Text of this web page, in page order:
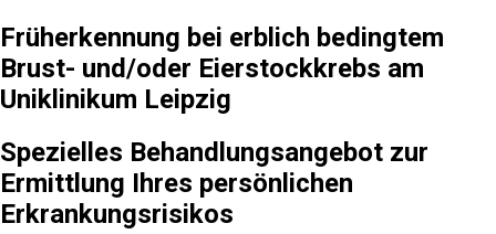
Früherkennung bei erblich bedingtem
Brust- und/oder Eierstockkrebs am
Uniklinikum Leipzig
Spezielles Behandlungsangebot zur
Ermittlung Ihres persönlichen
Erkrankungsrisikos